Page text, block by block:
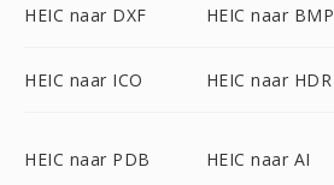
HEIC naar DXF HEIC naar BMP
HEIC naar ICO HEIC naar HDR
HEIC naar PDB HEIC naar AI